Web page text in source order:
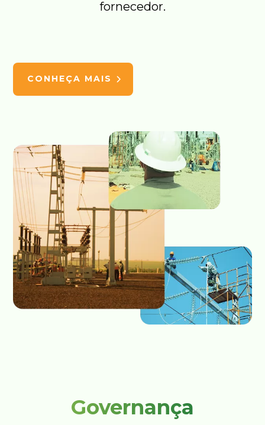
fornecedor.
CONHEÇA MAIS
Governança